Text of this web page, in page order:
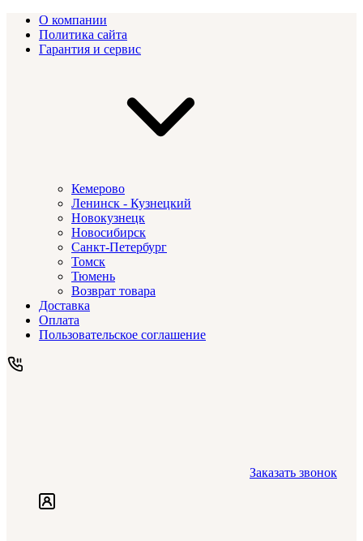
О компании
Политика сайта
Гарантия и сервис
Кемерово
Ленинск - Кузнецкий
Новокузнецк
Новосибирск
Санкт-Петербург
Томск
Тюмень
Возврат товара
Доставка
Оплата
Пользовательское соглашение
Заказать звонок